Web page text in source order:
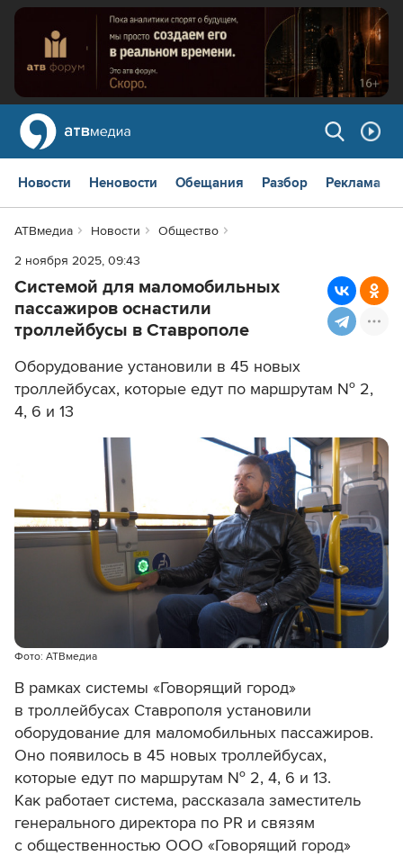
Новости Неновости Обещания Разбор Реклама
АТВмедиа Новости
Общество
2 ноября 2025, 09:43
Системой для маломобильных
пассажиров оснастили
троллейбусы в Ставрополе
Оборудование установили в 45 новых
троллейбусах, которые едут по маршрутам № 2,
4, 6 и 13
Фото: АТВмедиа
В рамках системы «Говорящий город»
в троллейбусах Ставрополя установили
оборудование для маломобильных пассажиров.
Оно появилось в 45 новых троллейбусах,
которые едут по маршрутам № 2, 4, 6 и 13.
Как работает система, рассказала заместитель
генерального директора по PR и связям
с общественностью ООО «Говорящий город»